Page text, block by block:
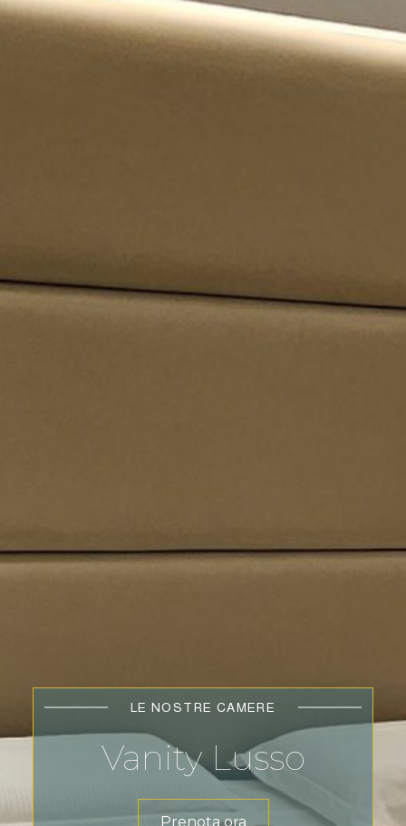
LE NOSTRE CAMERE
Vanity Lusso
Prenota ora